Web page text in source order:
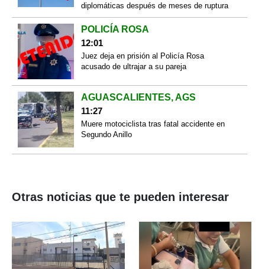
diplomáticas después de meses de ruptura
POLICÍA ROSA
12:01
Juez deja en prisión al Policía Rosa
acusado de ultrajar a su pareja
AGUASCALIENTES, AGS
11:27
Muere motociclista tras fatal accidente en
Segundo Anillo
Otras noticias que te pueden interesar